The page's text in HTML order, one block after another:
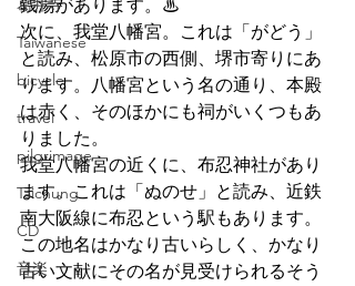
葛井寺
Taiwanese
bicycle
travel
pilgrimage
Taichung
CD
音楽
銭湯があります。♨
次に、我堂八幡宮。これは「がどう」
と読み、松原市の西側、堺市寄りにあ
ります。八幡宮という名の通り、本殿
は赤く、そのほかにも祠がいくつもあ
りました。
我堂八幡宮の近くに、布忍神社があり
ます。これは「ぬのせ」と読み、近鉄
南大阪線に布忍という駅もあります。
この地名はかなり古いらしく、かなり
古い文献にその名が見受けられるそう